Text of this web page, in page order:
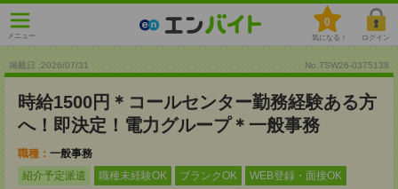
メニュー
0
気になる！ ログイン
掲載日 :2026/07/31 No.TSW26-0375138
時給1500円＊コールセンター勤務経験ある方
へ！即決定！電力グループ＊一般事務
職種： 一般事務
紹介予定派遣
職種未経験OK ブランクOK WEB登録・面接OK